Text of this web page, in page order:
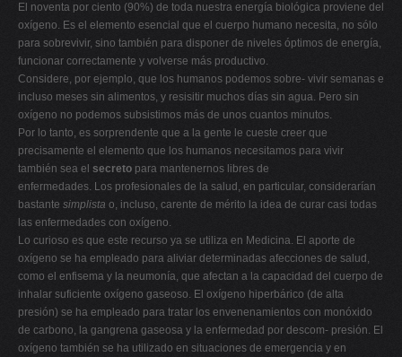
El noventa por ciento (90%) de toda nuestra energía biológica proviene del
oxígeno. Es el elemento esencial que el cuerpo humano necesita, no sólo
para sobrevivir, sino también para disponer de niveles óptimos de energía,
funcionar correctamente y volverse más productivo.
Considere, por ejemplo, que los humanos podemos sobre- vivir semanas e
incluso meses sin alimentos, y resisitir muchos días sin agua. Pero sin
oxígeno no podemos subsistimos más de unos cuantos minutos.
Por lo tanto, es sorprendente que a la gente le cueste creer que
precisamente el elemento que los humanos necesitamos para vivir
también sea el secreto para mantenernos libres de
enfermedades. Los profesionales de la salud, en particular, considerarían
bastante simplista o, incluso, carente de mérito la idea de curar casi todas
las enfermedades con oxígeno.
Lo curioso es que este recurso ya se utiliza en Medicina. El aporte de
oxígeno se ha empleado para aliviar determinadas afecciones de salud,
como el enfisema y la neumonía, que afectan a la capacidad del cuerpo de
inhalar suficiente oxígeno gaseoso. El oxígeno hiperbárico (de alta
presión) se ha empleado para tratar los envenenamientos con monóxido
de carbono, la gangrena gaseosa y la enfermedad por descom- presión. El
oxígeno también se ha utilizado en situaciones de emergencia y en